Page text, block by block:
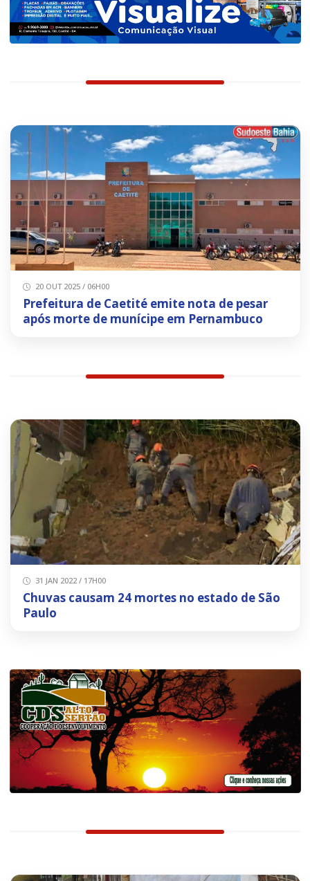
20 OUT 2025 / 06H00
Prefeitura de Caetité emite nota de pesar
após morte de munícipe em Pernambuco
31 JAN 2022 / 17H00
Chuvas causam 24 mortes no estado de São
Paulo